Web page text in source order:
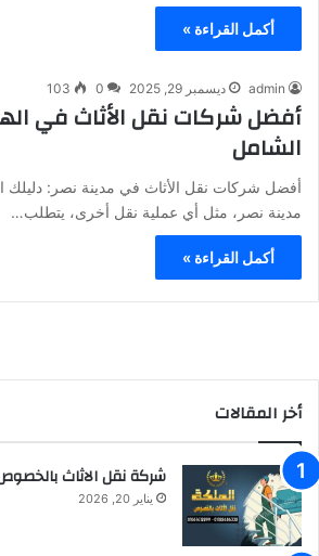
أكمل القراءة »
admin ديسمبر 29, 2025 0
103
أفضل شركات نقل الأثاث في
الشامل
أفضل شركات نقل الأثاث في مدينة نصر: دليلك
مدينة نصر، مثل أي عملية نقل أخرى، يتطلب…
أكمل القراءة »
أخر المقالات
شركة نقل الاثاث
يناير 20, 2026